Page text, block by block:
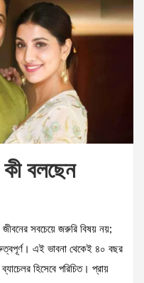
কী বলছেন
সবচেয়ে জরুরি বিষয় নয়;
এই ভাবনা থেকেই ৪০ বছর
হিসেবে পরিচিত। প্রায়